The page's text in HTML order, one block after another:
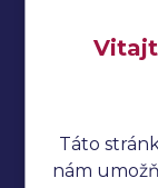
Táto
nám